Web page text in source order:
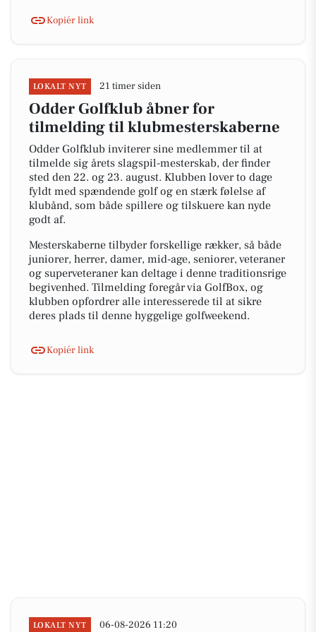
Kopiér link
LOKALT NYT 21 timer siden
Odder Golfklub åbner for
tilmelding til klubmesterskaberne
Odder Golfklub inviterer sine medlemmer til at
tilmelde sig årets slagspil-mesterskab, der finder
sted den 22. og 23. august. Klubben lover to dage
fyldt med spændende golf og en stærk følelse af
klubånd, som både spillere og tilskuere kan nyde
godt af.
Mesterskaberne tilbyder forskellige rækker, så både
juniorer, herrer, damer, mid-age, seniorer, veteraner
og superveteraner kan deltage i denne traditionsrige
begivenhed. Tilmelding foregår via GolfBox, og
klubben opfordrer alle interesserede til at sikre
deres plads til denne hyggelige golfweekend.
Kopiér link
LOKALT NYT 06-08-2026 11:20